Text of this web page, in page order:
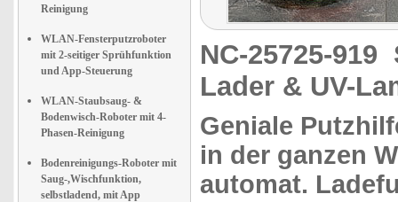
Reinigung
WLAN-Fensterputzroboter
mit 2-seitiger Sprühfunktion
und App-Steuerung
WLAN-Staubsaug- &
Bodenwisch-Roboter mit 4-
Phasen-Reinigung
Bodenreinigungs-Roboter mit
Saug-,Wischfunktion,
selbstladend, mit App
NC-25725-919
Lader & UV-
Geniale
in der ganzen
automat.